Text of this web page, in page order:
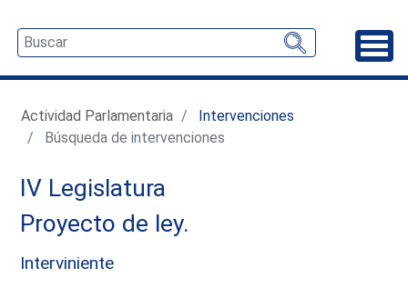
Actividad Parlamentaria
Intervenciones
Búsqueda de intervenciones
IV Legislatura
Proyecto de ley.
Interviniente